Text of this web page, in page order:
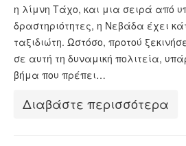
η λίμνη Τάχο, και μια σειρά από
δραστηριότητες, η Νεβάδα έχει
ταξιδιώτη. Ωστόσο, προτού
σε αυτή τη δυναμική πολιτεία,
βήμα που πρέπει…
Διαβάστε περισσότερα